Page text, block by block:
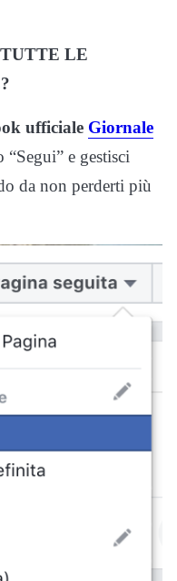
LE
ufficiale Giornale
“Segui” e gestisci
da non perderti più